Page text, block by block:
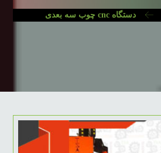
دستگاه cnc چوب سه بعدی